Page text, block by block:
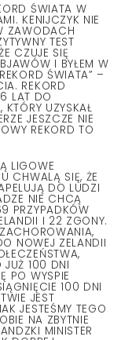
ŚWIATA W
KENIJCZYK NIE
ZAWODACH
TEST
CZUJE SIĘ
I BYŁEM W
ŚWIATA” –
REKORD
LAT DO
KTÓRY UZYSKAŁ
JESZCZE NIE
REKORD TO
LIGOWE
CHWALĄ SIĘ, ŻE
DO LUDZI
NIE CHCĄ
PRZYPADKÓW
I 22 ZGONY.
NOWEJ ZELANDII
JUŻ 100 DNI
PO WYSPIE
100 DNI
JEST
JESTEŚMY TEGO
NA ZBYTNIE
MINISTER